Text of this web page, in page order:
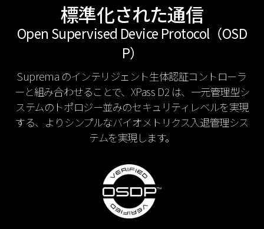
標準化された通信
Open Supervised Device Protocol（OSD
P）
Suprema のインテリジェント生体認証コントローラ
ーと組み合わせることで、XPass D2 は、一元管理型シ
ステムのトポロジー並みのセキュリティレベルを実現
する、よりシンプルなバイオメトリクス入退管理シス
テムを実現します。